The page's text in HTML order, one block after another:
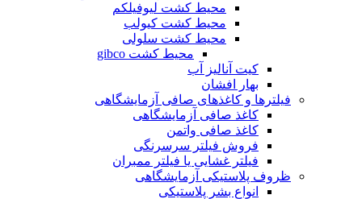
محیط کشت لیوفیلکم
محیط کشت کیولب
محیط کشت سلولی
محیط کشت gibco
کیت آنالیز آب
بهار افشان
فیلترها و کاغذهای صافی آزمایشگاهی
کاغذ صافی آزمایشگاهی
کاغذ صافی واتمن
فروش فیلتر سرسرنگی
فیلتر غشایی یا فیلتر ممبران
ظروف پلاستیکی آزمایشگاهی
انواع بشر پلاستیکی